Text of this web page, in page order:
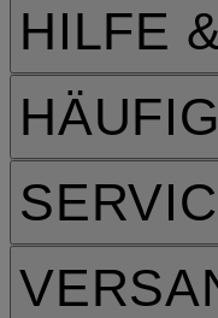
HILFE